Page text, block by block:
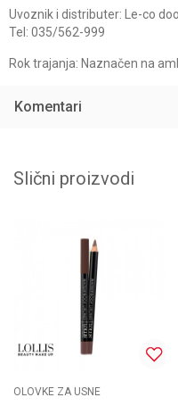
Uvoznik i distributer: Le-co
Tel: 035/562-999
Rok trajanja: Naznačen na
Komentari
Slični proizvodi
OLOVKE ZA USNE